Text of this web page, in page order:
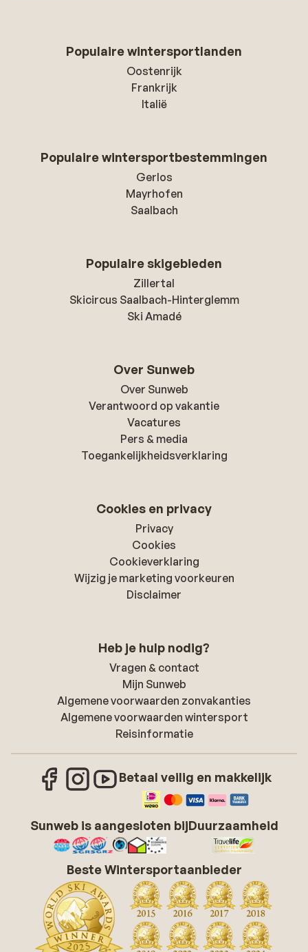
Populaire wintersportlanden
Oostenrijk
Frankrijk
Italië
Populaire wintersportbestemmingen
Gerlos
Mayrhofen
Saalbach
Populaire skigebieden
Zillertal
Skicircus Saalbach-Hinterglemm
Ski Amadé
Over Sunweb
Over Sunweb
Verantwoord op vakantie
Vacatures
Pers & media
Toegankelijkheidsverklaring
Cookies en privacy
Privacy
Cookies
Cookieverklaring
Wijzig je marketing voorkeuren
Disclaimer
Heb je hulp nodig?
Vragen & contact
Mijn Sunweb
Algemene voorwaarden zonvakanties
Algemene voorwaarden wintersport
Reisinformatie
Betaal veilig en makkelijk
Sunweb is aangesloten bijDuurzaamheid
Beste Wintersportaanbieder